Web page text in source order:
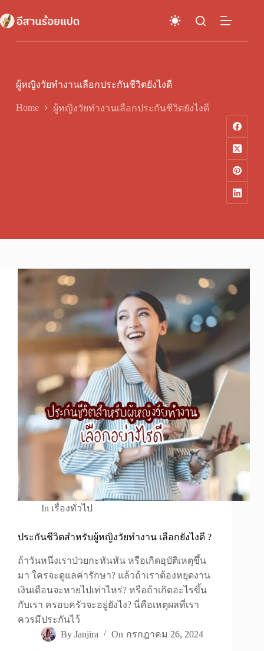
to
content
ผู้หญิงวัยทำงานเลือกประกันชีวิตยังไงดี
Home ผู้หญิงวัยทำงานเลือกประกันชีวิตยังไงดี
In เรื่องทั่วไป
ประกันชีวิตสำหรับผู้หญิงวัยทำงาน เลือกยังไงดี ?
ถ้าวันหนึ่งเราป่วยกะทันหัน หรือเกิดอุบัติเหตุขึ้น
มา ใครจะดูแลค่ารักษา? แล้วถ้าเราต้องหยุดงาน
เงินเดือนจะหายไปเท่าไหร่? หรือถ้าเกิดอะไรขึ้น
กับเรา ครอบครัวจะอยู่ยังไง? นี่คือเหตุผลที่เรา
ควรมีประกันไว้
By Janjira On กรกฎาคม 26, 2024